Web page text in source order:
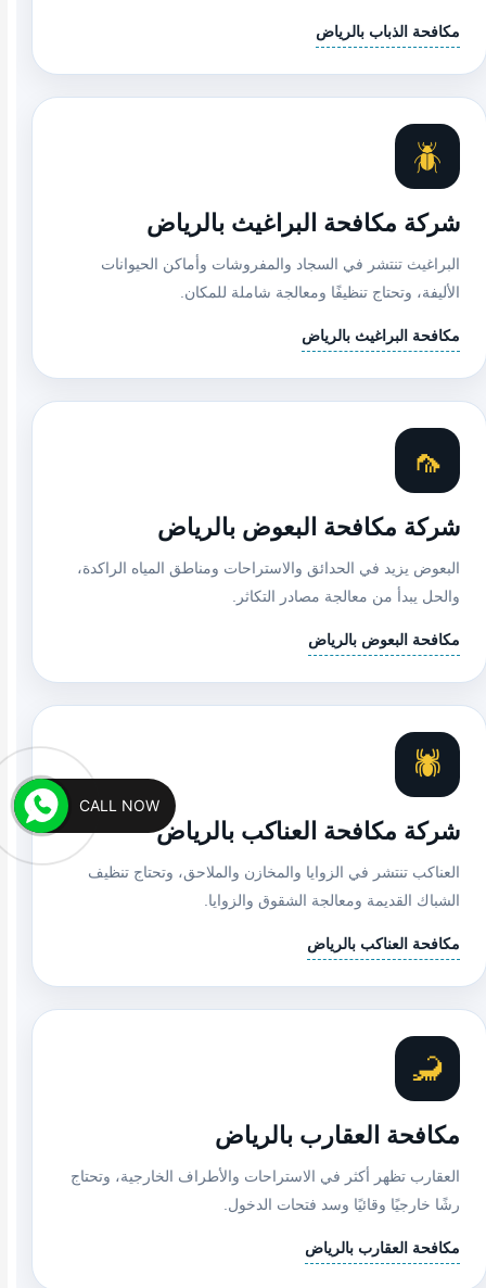
مكافحة الذباب بالرياض
🪲
شركة مكافحة البراغيث بالرياض
البراغيث تنتشر في السجاد والمفروشات وأماكن الحيوانات
الأليفة، وتحتاج تنظيفًا ومعالجة شاملة للمكان.
مكافحة البراغيث بالرياض
🦟
شركة مكافحة البعوض بالرياض
البعوض يزيد في الحدائق والاستراحات ومناطق المياه الراكدة،
والحل يبدأ من معالجة مصادر التكاثر.
مكافحة البعوض بالرياض
🕷️
شركة مكافحة العناكب بالرياض
العناكب تنتشر في الزوايا والمخازن والملاحق، وتحتاج تنظيف
الشباك القديمة ومعالجة الشقوق والزوايا.
مكافحة العناكب بالرياض
🦂
مكافحة العقارب بالرياض
العقارب تظهر أكثر في الاستراحات والأطراف الخارجية، وتحتاج
رشًا خارجيًا وقائيًا وسد فتحات الدخول.
مكافحة العقارب بالرياض
CALL NOW